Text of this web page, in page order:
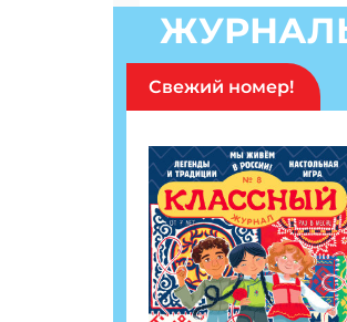
Свежий номер!